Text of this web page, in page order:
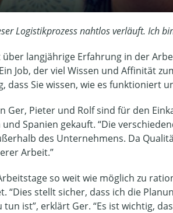
Logistikprozess nahtlos verläuft. Ich
langjährige Erfahrung in der
Job, der viel Wissen und Affinität
dass Sie wissen, wie es funktioniert
Ger, Pieter und Rolf sind für den
Spanien gekauft. “Die
des Unternehmens. Da
Arbeit.”
so weit wie möglich zu
“Dies stellt sicher, dass ich die
tun ist”, erklärt Ger. “Es ist wichtig,